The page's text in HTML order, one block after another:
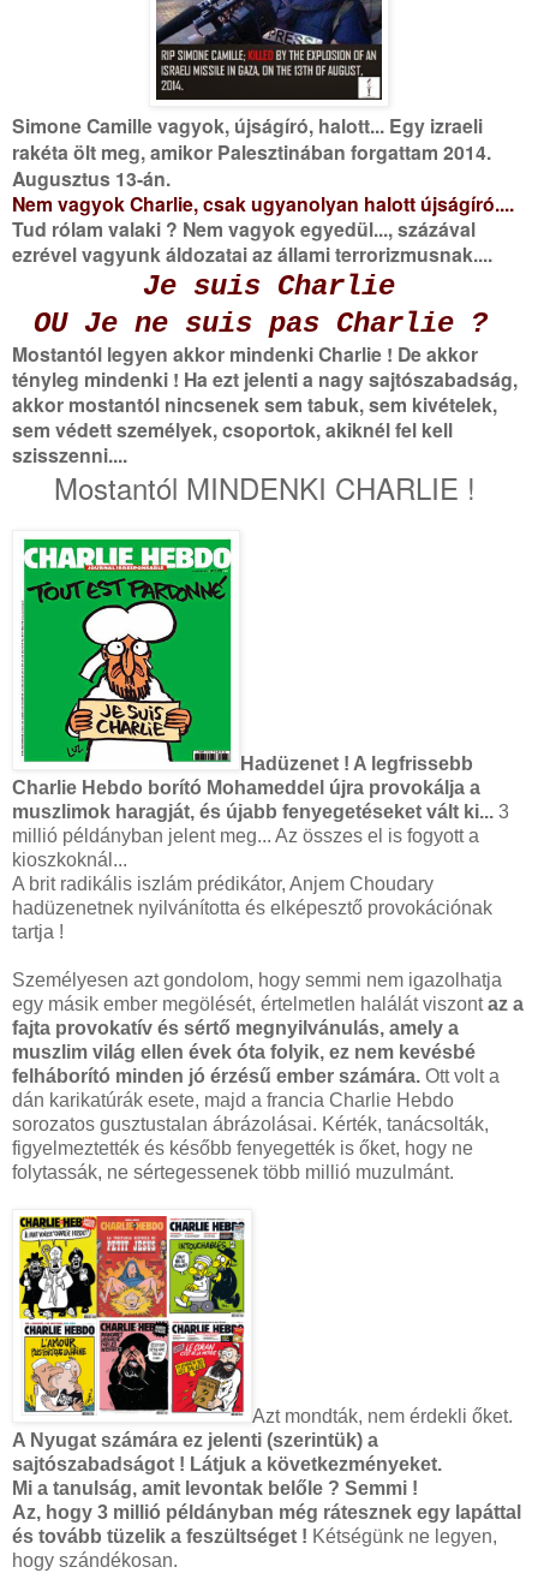
Simone Camille vagyok, újságíró, halott... Egy izraeli
rakéta ölt meg, amikor Palesztinában forgattam 2014.
Augusztus 13-án.
Nem vagyok Charlie, csak ugyanolyan halott újságíró....
Tud rólam valaki ? Nem vagyok egyedül..., százával
ezrével vagyunk áldozatai az állami terrorizmusnak....
Je suis Charlie
OU Je ne suis pas Charlie ?
Mostantól legyen akkor mindenki Charlie ! De akkor
tényleg mindenki ! Ha ezt jelenti a nagy sajtószabadság,
akkor mostantól nincsenek sem tabuk, sem kivételek,
sem védett személyek, csoportok, akiknél fel kell
szisszenni....
Mostantól MINDENKI CHARLIE !
Hadüzenet ! A legfrissebb
Charlie Hebdo borító Mohameddel újra provokálja a
muszlimok haragját, és újabb fenyegetéseket vált ki... 3
millió példányban jelent meg... Az összes el is fogyott a
kioszkoknál...
A brit radikális iszlám prédikátor, Anjem Choudary
hadüzenetnek nyilvánította és elképesztő provokációnak
tartja !
Személyesen azt gondolom, hogy semmi nem igazolhatja
egy másik ember megölését, értelmetlen halálát viszontaz a
fajta provokatív és sértő megnyilvánulás, amely a
muszlim világ ellen évek óta folyik, ez nem kevésbé
felháborító minden jó érzésű ember számára. Ott volt a
dán karikatúrák esete, majd a francia Charlie Hebdo
sorozatos gusztustalan ábrázolásai. Kérték, tanácsolták,
figyelmeztették és később fenyegették is őket, hogy ne
folytassák, ne sértegessenek több millió muzulmánt.
Azt mondták, nem érdekli őket.
A Nyugat számára ez jelenti (szerintük) a
sajtószabadságot ! Látjuk a következményeket.
Mi a tanulság, amit levontak belőle ? Semmi !
Az, hogy 3 millió példányban még rátesznek egy lapáttal
és tovább tüzelik a feszültséget ! Kétségünk ne legyen,
hogy szándékosan.